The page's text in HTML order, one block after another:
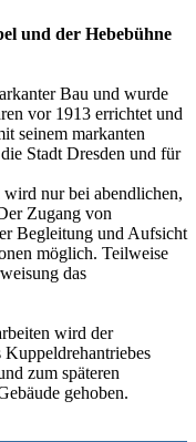
und der Hebebühne
Bau und wurde
vor 1913 errichtet und
seinem markanten
Stadt Dresden und für
nur bei abendlichen,
Zugang von
Begleitung und Aufsicht
möglich. Teilweise
das
wird der
zum späteren
gehoben.